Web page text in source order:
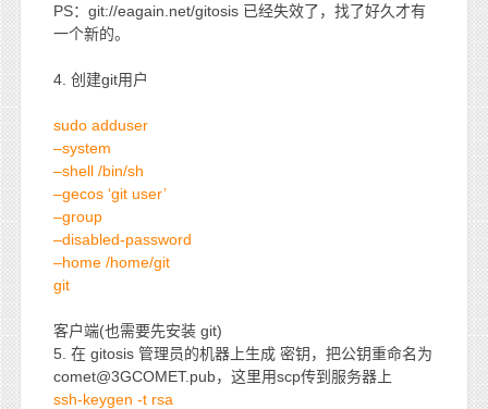
PS：git://eagain.net/gitosis 已经失效了，找了好久才有
一个新的。
4. 创建git用户
sudo adduser
–system
–shell /bin/sh
–gecos ‘git user’
–group
–disabled-password
–home /home/git
git
客户端(也需要先安装 git)
5. 在 gitosis 管理员的机器上生成 密钥，把公钥重命名为
comet@3GCOMET.pub，这里用scp传到服务器上
ssh-keygen -t rsa